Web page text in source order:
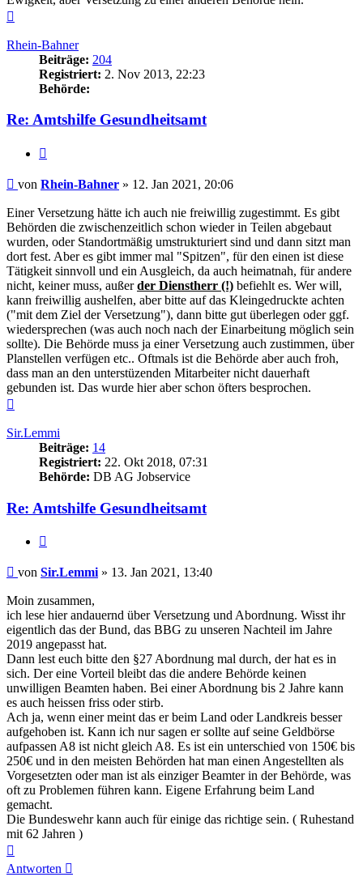
Rhein-Bahner
Beiträge: 204
Registriert: 2. Nov 2013, 22:23
Behörde:
Re: Amtshilfe Gesundheitsamt
Beitrag
von Rhein-Bahner » 12. Jan 2021, 20:06
Einer Versetzung hätte ich auch nie freiwillig zugestimmt. Es gibt
Behörden die zwischenzeitlich schon wieder in Teilen abgebaut
wurden, oder Standortmäßig umstrukturiert sind und dann sitzt man
dort fest. Aber es gibt immer mal "Spitzen", für den einen ist diese
Tätigkeit sinnvoll und ein Ausgleich, da auch heimatnah, für andere
nicht, keiner muss, außerder Dienstherr (!) befiehlt es. Wer will,
kann freiwillig aushelfen, aber bitte auf das Kleingedruckte achten
("mit dem Ziel der Versetzung"), dann bitte gut überlegen oder ggf.
wiedersprechen (was auch noch nach der Einarbeitung möglich sein
sollte). Die Behörde muss ja einer Versetzung auch zustimmen, über
Planstellen verfügen etc.. Oftmals ist die Behörde aber auch froh,
dass man an den unterstüzenden Mitarbeiter nicht dauerhaft
gebunden ist. Das wurde hier aber schon öfters besprochen.
Sir.Lemmi
Beiträge: 14
Registriert: 22. Okt 2018, 07:31
Behörde: DB AG Jobservice
Re: Amtshilfe Gesundheitsamt
Beitrag
von Sir.Lemmi» 13. Jan 2021, 13:40
Moin zusammen,
ich lese hier andauernd über Versetzung und Abordnung. Wisst ihr
eigentlich das der Bund, das BBG zu unseren Nachteil im Jahre
2019 angepasst hat.
Dann lest euch bitte den §27 Abordnung mal durch, der hat es in
sich. Der eine Vorteil bleibt das die andere Behörde keinen
unwilligen Beamten haben. Bei einer Abordnung bis 2 Jahre kann
es auch heissen friss oder stirb.
Ach ja, wenn einer meint das er beim Land oder Landkreis besser
aufgehoben ist. Kann ich nur sagen er sollte auf seine Geldbörse
aufpassen A8 ist nicht gleich A8. Es ist ein unterschied von 150€ bis
250€ und in den meisten Behörden hat man einen Angestellten als
Vorgesetzten oder man ist als einziger Beamter in der Behörde, was
oft zu Problemen führen kann. Eigene Erfahrung beim Land
gemacht.
Die Bundeswehr kann auch für einige das richtige sein. ( Ruhestand
mit 62 Jahren )
oben
Antworten